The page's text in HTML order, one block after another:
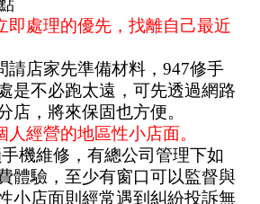
即處理的優先，找離自己最近
請店家先準備材料，947修手
是不必跑太遠，可先透過網路
店，將來保固也方便。
經營的地區性小店面。
機維修，有總公司管理下如
體驗，至少有窗口可以監督與
小店面則經常遇到糾紛投訴無